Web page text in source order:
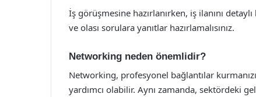
İş görüşmesine hazırlanırken, iş ilanını
ve olası sorulara yanıtlar hazırlamalısınız.
Networking neden önemlidir?
Networking, profesyonel bağlantılar
yardımcı olabilir. Aynı zamanda, sektördeki